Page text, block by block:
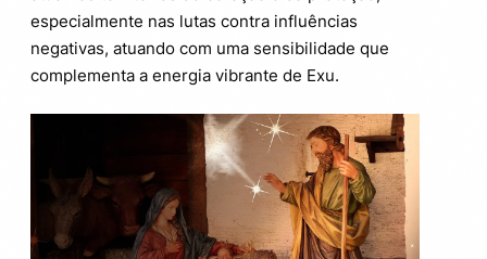
especialmente nas lutas contra influências
negativas, atuando com uma sensibilidade que
complementa a energia vibrante de Exu.